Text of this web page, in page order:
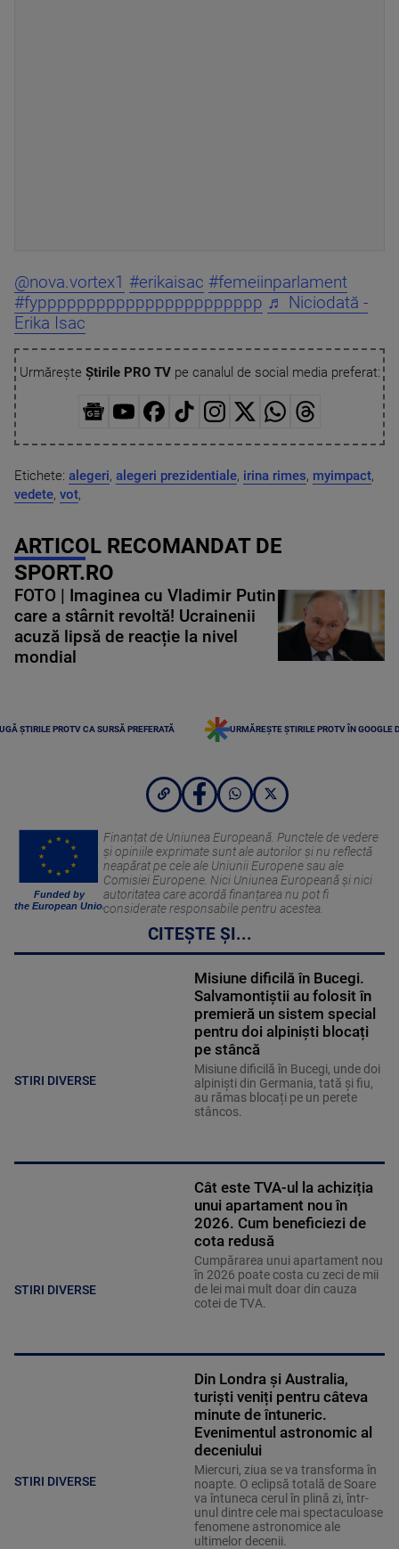
@nova.vortex1 #erikaisac #femeiinparlament
#fyppppppppppppppppppppppp ♬ Niciodată -
Erika Isac
Urmărește Știrile PRO TVpe canalul de social media preferat:
Etichete: alegeri, alegeri prezidentiale, irina rimes, myimpact,
vedete, vot,
ARTICOL RECOMANDAT DE
SPORT.RO
FOTO | Imaginea cu Vladimir Putin
care a stârnit revoltă! Ucrainenii
acuză lipsă de reacție la nivel
mondial
ȘTIRILE PROTV CA SURSĂ PREFERATĂ URMĂREȘTE ȘTIRILE PROTV ÎN GOOGLE
Funded by
the European Union
Finanțat de Uniunea Europeană. Punctele de vedere
și opiniile exprimate sunt ale autorilor și nu reflectă
neapărat pe cele ale Uniunii Europene sau ale
Comisiei Europene. Nici Uniunea Europeană și nici
autoritatea care acordă finanțarea nu pot fi
considerate responsabile pentru acestea.
CITEȘTE ȘI...
STIRI DIVERSE
Misiune dificilă în Bucegi.
Salvamontiștii au folosit în
premieră un sistem special
pentru doi alpiniști blocați
pe stâncă
Misiune dificilă în Bucegi, unde doi
alpiniști din Germania, tată și fiu,
au rămas blocați pe un perete
stâncos.
STIRI DIVERSE
Cât este TVA-ul la achiziția
unui apartament nou în
2026. Cum beneficiezi de
cota redusă
Cumpărarea unui apartament nou
în 2026 poate costa cu zeci de mii
de lei mai mult doar din cauza
cotei de TVA.
STIRI DIVERSE
Din Londra și Australia,
turiști veniți pentru câteva
minute de întuneric.
Evenimentul astronomic al
deceniului
Miercuri, ziua se va transforma în
noapte. O eclipsă totală de Soare
va întuneca cerul în plină zi, într-
unul dintre cele mai spectaculoase
fenomene astronomice ale
ultimelor decenii.